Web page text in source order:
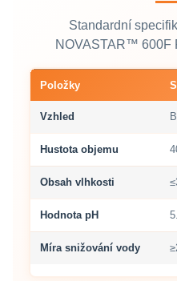
Standardní
NOVASTAR™ 600F
Položky
Vzhled
Hustota objemu
Obsah vlhkosti
Hodnota pH
Míra snižování vody